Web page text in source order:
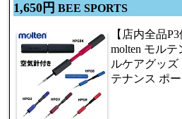
1,650円 BEE SPORTS
【店内全品
molten モル
ルケアグッ
テナンス ポ